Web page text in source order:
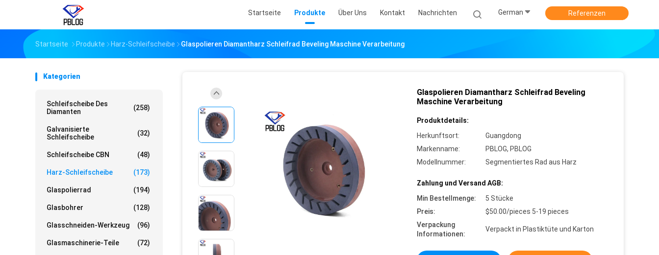
Startseite Produkte Über Uns Kontakt Nachrichten German Referenzen
Startseite Produkte Harz-Schleifscheibe Glaspolieren Diamantharz Schleifrad Beveling Maschine Verarbeitung
Kategorien
Schleifscheibe Des
Diamanten
(258)
Galvanisierte
Schleifscheibe
(32)
Schleifscheibe CBN (48)
Harz-Schleifscheibe (173)
Glaspolierrad (194)
Glasbohrer (128)
Glasschneiden-Werkzeug (96)
Glasmaschinerie-Teile (72)
Glaspolieren Diamantharz Schleifrad Beveling
Maschine Verarbeitung
Produktdetails:
Herkunftsort:
Guangdong
Markenname:
PBLOG, PBLOG
Modellnummer:
Segmentiertes Rad aus Harz
Zahlung und Versand AGB:
Min Bestellmenge:
5 Stücke
Preis:
$50.00/pieces 5-19 pieces
Verpackung
Informationen:
Verpackt in Plastiktüte und Karton